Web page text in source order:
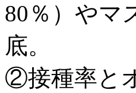
80％）やマ
底。
②接種率と